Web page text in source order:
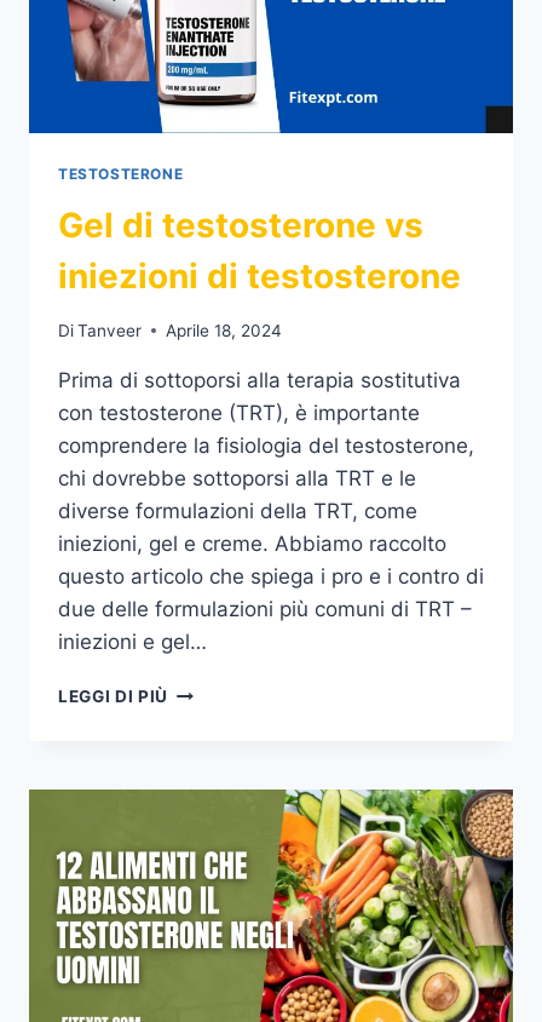
TESTOSTERONE
Gel di testosterone vs
iniezioni di testosterone
DiTanveer Aprile 18, 2024
Prima di sottoporsi alla terapia sostitutiva
con testosterone (TRT), è importante
comprendere la fisiologia del testosterone,
chi dovrebbe sottoporsi alla TRT e le
diverse formulazioni della TRT, come
iniezioni, gel e creme. Abbiamo raccolto
questo articolo che spiega i pro e i contro di
due delle formulazioni più comuni di TRT –
iniezioni e gel…
LEGGI DI PIÙ GEL
INIEZIONI
TESTOSTERONE